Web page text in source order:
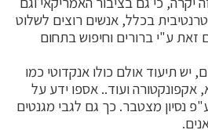
בכלל, אנשים רוצים לשלוט
זאת ע"י ברורים וחיפוש בתחום
יש תיעוד אולם כולו אנקדוטי כמו
ועוד.. אספו ידע על
נסיון מצטבר. כך גם לגבי מגנטים